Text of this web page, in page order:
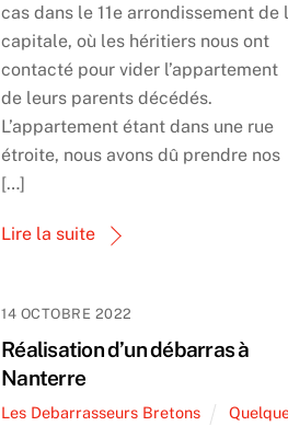
cas dans le 11e arrondissement de
capitale, où les héritiers nous ont
contacté pour vider l’appartement
de leurs parents décédés.
L’appartement étant dans une rue
étroite, nous avons dû prendre nos
[…]
Lire la suite
14 OCTOBRE 2022
Réalisation d’un débarras à
Nanterre
Les Debarrasseurs Bretons